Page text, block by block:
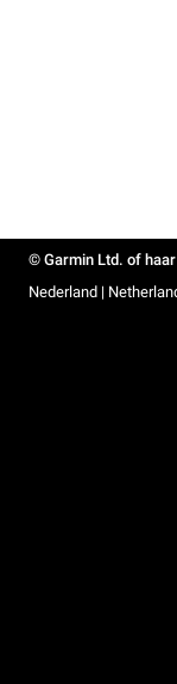
© Garmin Ltd. of
Nederland |